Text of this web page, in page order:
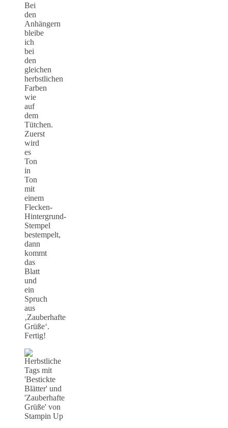
Bei
den
Anhängern
bleibe
ich
bei
den
gleichen
herbstlichen
Farben
wie
auf
dem
Tütchen.
Zuerst
wird
es
Ton
in
Ton
mit
einem
Flecken-
Hintergrund-
Stempel
bestempelt,
dann
kommt
das
Blatt
und
ein
Spruch
aus
‚Zauberhafte
Grüße‘.
Fertig!